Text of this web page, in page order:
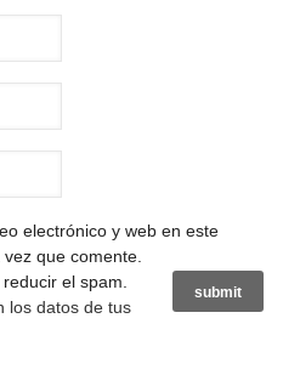
electrónico y web en este
que comente.
el spam.
los datos de tus